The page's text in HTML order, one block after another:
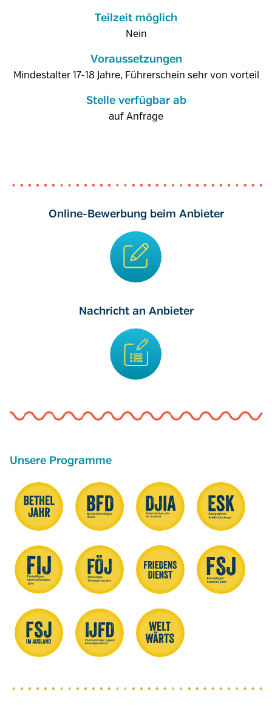
Teilzeit möglich
Nein
Voraussetzungen
Mindestalter 17-18 Jahre, Führerschein sehr von vorteil
Stelle verfügbar ab
auf Anfrage
Online-Bewerbung beim Anbieter
Nachricht an Anbieter
Unsere Programme